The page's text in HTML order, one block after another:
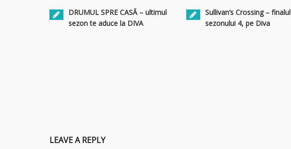
DRUMUL SPRE CASĂ – ultimul
sezon te aduce la DIVA
Sullivan’s Crossing – finalul
sezonului 4, pe Diva
LEAVE A REPLY